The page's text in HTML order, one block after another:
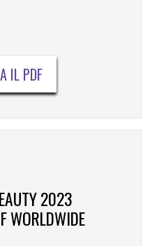
IL PDF
2023
WORLDWIDE